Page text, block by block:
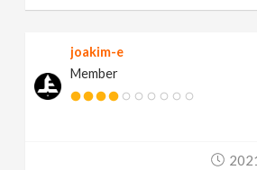
joakim-e
Member